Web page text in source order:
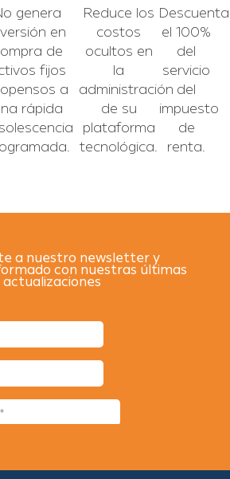
genera
en
de
fijos
a
rápida
Reduce los
costos
ocultos en
la
administración
de su
plataforma
tecnológica.
Descuenta
el 100%
del
servicio
del
impuesto
de
renta.
a nuestro newsletter y
con nuestras últimas
actualizaciones